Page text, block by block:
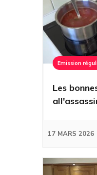
Emission
Les
17 MARS 2026